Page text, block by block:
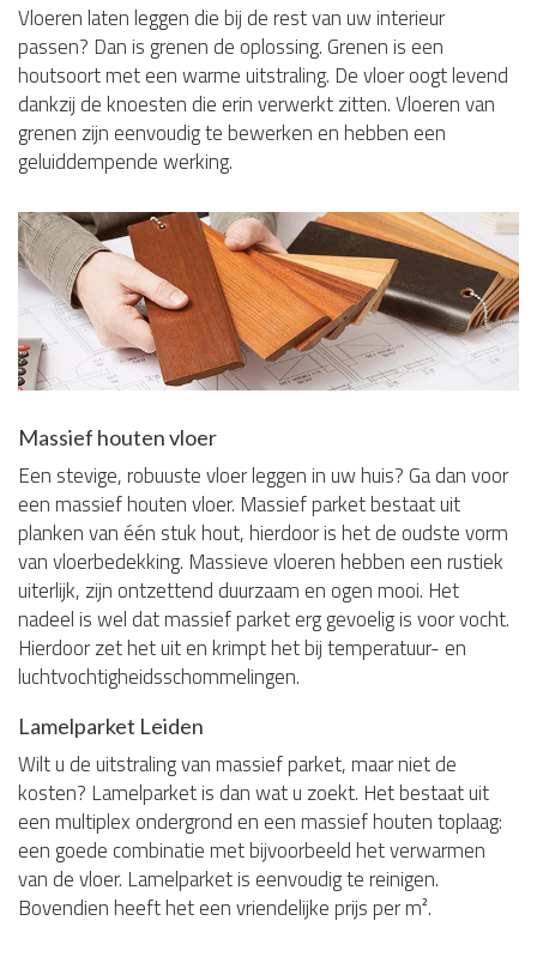
Vloeren laten leggen die bij de rest van uw interieur
passen? Dan is grenen de oplossing. Grenen is een
houtsoort met een warme uitstraling. De vloer oogt levend
dankzij de knoesten die erin verwerkt zitten. Vloeren van
grenen zijn eenvoudig te bewerken en hebben een
geluiddempende werking.
Massief houten vloer
Een stevige, robuuste vloer leggen in uw huis? Ga dan voor
een massief houten vloer. Massief parket bestaat uit
planken van één stuk hout, hierdoor is het de oudste vorm
van vloerbedekking. Massieve vloeren hebben een rustiek
uiterlijk, zijn ontzettend duurzaam en ogen mooi. Het
nadeel is wel dat massief parket erg gevoelig is voor vocht.
Hierdoor zet het uit en krimpt het bij temperatuur- en
luchtvochtigheidsschommelingen.
Lamelparket Leiden
Wilt u de uitstraling van massief parket, maar niet de
kosten? Lamelparket is dan wat u zoekt. Het bestaat uit
een multiplex ondergrond en een massief houten toplaag:
een goede combinatie met bijvoorbeeld het verwarmen
van de vloer. Lamelparket is eenvoudig te reinigen.
Bovendien heeft het een vriendelijke prijs per m².